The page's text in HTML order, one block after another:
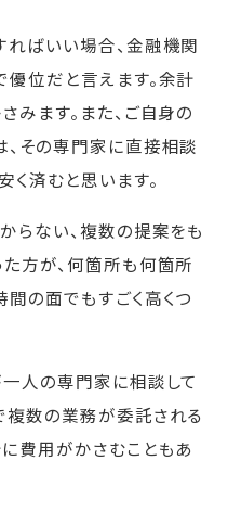
ばいい場合、金融機関
位だと言えます。余計
みます。また、ご自身の
その専門家に直接相談
く済むと思います。
らない、複数の提案をも
方が、何箇所も何箇所
の面でもすごく高くつ
人の専門家に相談して
複数の業務が委託される
費用がかさむこともあ